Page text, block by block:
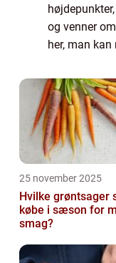
og venner
her, man
25 november 2025
Hvilke grøntsager
købe i sæson for
smag?